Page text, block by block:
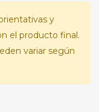
y
el producto final.
variar según